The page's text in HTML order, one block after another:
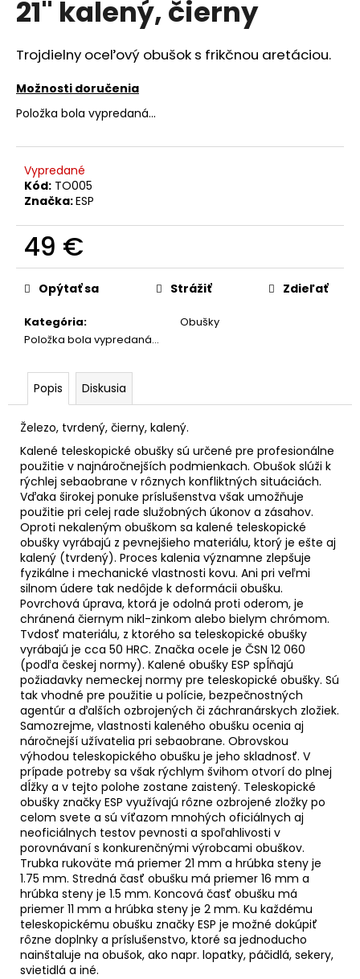
21" kalený, čierny
Trojdielny oceľový obušok s frikčnou aretáciou.
Možnosti doručenia
Položka bola vypredaná…
Vypredané
Kód: TO005
Značka:ESP
49 €
Jednotková
cena:
Kategória:
Obušky
Položka bola vypredaná…
Opýtať sa Strážiť Zdieľať
Popis Diskusia
Železo, tvrdený, čierny, kalený.
Kalené teleskopické obušky sú určené pre profesionálne
použitie v najnáročnejších podmienkach. Obušok slúži k
rýchlej sebaobrane v rôznych konfliktných situáciách.
Vďaka širokej ponuke príslušenstva však umožňuje
použitie pri celej rade služobných úkonov a zásahov.
Oproti nekaleným obuškom sa kalené teleskopické
obušky vyrábajú z pevnejšieho materiálu, ktorý je ešte aj
kalený (tvrdený). Proces kalenia významne zlepšuje
fyzikálne i mechanické vlastnosti kovu. Ani pri veľmi
silnom údere tak nedôjde k deformácii obušku.
Povrchová úprava, ktorá je odolná proti oderom, je
chránená čiernym nikl-zinkom alebo bielym chrómom.
Tvdosť materiálu, z ktorého sa teleskopické obušky
vyrábajú je cca 50 HRC. Značka ocele je ČSN 12 060
(podľa českej normy). Kalené obušky ESP spĺňajú
požiadavky nemeckej normy pre teleskopické obušky. Sú
tak vhodné pre použitie u polície, bezpečnostných
agentúr a ďalších ozbrojených či záchranárskych zložiek.
Samozrejme, vlastnosti kaleného obušku ocenia aj
náročnejší užívatelia pri sebaobrane. Obrovskou
výhodou teleskopického obušku je jeho skladnosť. V
prípade potreby sa však rýchlym švihom otvorí do plnej
dĺžky a v tejto polohe zostane zaistený. Teleskopické
obušky značky ESP využívajú rôzne ozbrojené zložky po
celom svete a sú víťazom mnohých oficiálnych aj
neoficiálnych testov pevnosti a spoľahlivosti v
porovnávaní s konkurenčnými výrobcami obuškov.
Trubka rukoväte má priemer 21 mm a hrúbka steny je
1.75 mm. Stredná časť obušku má priemer 16 mm a
hrúbka steny je 1.5 mm. Koncová časť obušku má
priemer 11 mm a hrúbka steny je 2 mm. Ku každému
teleskopickému obušku značky ESP je možné dokúpiť
rôzne doplnky a príslušenstvo, ktoré sa jednoducho
nainštaluje na obušok, ako napr. lopatky, páčidlá, sekery,
svietidlá a iné.
á
s
ť
?
O
d
p
ú
e